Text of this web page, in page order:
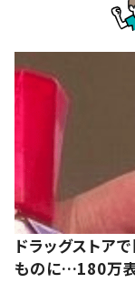
ドラッグストア
ものに…180万表示